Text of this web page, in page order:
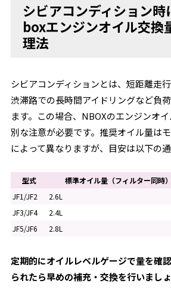
シビアコンディション
boxエンジンオイル交換
理法
シビアコンディションとは、短距離走
渋滞路での長時間アイドリングなど負
ます。この場合、NBOXのエンジンオ
別な注意が必要です。推奨オイル量は
によって異なりますが、目安は以下の通
型式 標準オイル量（フィルター同時）
JF1/JF2
2.6L
JF3/JF4
2.4L
JF5/JF6
2.8L
定期的にオイルレベルゲージで量を確
られたら早めの補充・交換を行いましょ